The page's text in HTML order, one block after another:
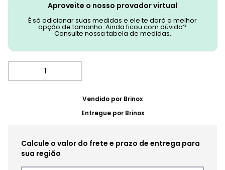
Aproveite o nosso provador virtual
É só adicionar suas medidas e ele te dará a melhor
opção de tamanho. Ainda ficou com dúvida?
Consulte nossa tabela de medidas.
Vendido por Brinox
Entregue por Brinox